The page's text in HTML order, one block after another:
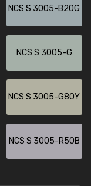
NCS S 3005-B20G
NCS S 3005-G
NCS S 3005-G80Y
NCS S 3005-R50B